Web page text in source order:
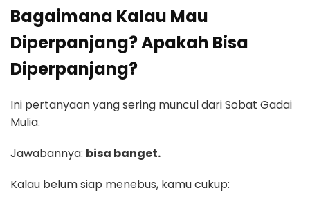
Bagaimana Kalau Mau
Diperpanjang? Apakah Bisa
Diperpanjang?
Ini pertanyaan yang sering muncul dari Sobat Gadai
Mulia.
Jawabannya: bisa banget.
Kalau belum siap menebus, kamu cukup: